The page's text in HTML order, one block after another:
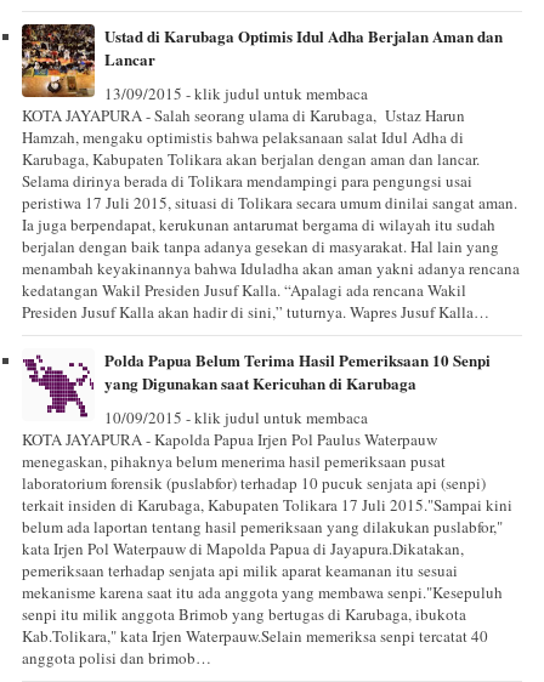
Ustad di Karubaga Optimis Idul Adha Berjalan Aman dan
Lancar
13/09/2015 - klik judul untuk membaca
KOTA JAYAPURA - Salah seorang ulama di Karubaga, Ustaz Harun
Hamzah, mengaku optimistis bahwa pelaksanaan salat Idul Adha di
Karubaga, Kabupaten Tolikara akan berjalan dengan aman dan lancar.
Selama dirinya berada di Tolikara mendampingi para pengungsi usai
peristiwa 17 Juli 2015, situasi di Tolikara secara umum dinilai sangat aman.
Ia juga berpendapat, kerukunan antarumat bergama di wilayah itu sudah
berjalan dengan baik tanpa adanya gesekan di masyarakat. Hal lain yang
menambah keyakinannya bahwa Iduladha akan aman yakni adanya rencana
kedatangan Wakil Presiden Jusuf Kalla. “Apalagi ada rencana Wakil
Presiden Jusuf Kalla akan hadir di sini,” tuturnya. Wapres Jusuf Kalla…
Polda Papua Belum Terima Hasil Pemeriksaan 10 Senpi
yang Digunakan saat Kericuhan di Karubaga
10/09/2015 - klik judul untuk membaca
KOTA JAYAPURA - Kapolda Papua Irjen Pol Paulus Waterpauw
menegaskan, pihaknya belum menerima hasil pemeriksaan pusat
laboratorium forensik (puslabfor) terhadap 10 pucuk senjata api (senpi)
terkait insiden di Karubaga, Kabupaten Tolikara 17 Juli 2015."Sampai kini
belum ada laportan tentang hasil pemeriksaan yang dilakukan puslabfor,"
kata Irjen Pol Waterpauw di Mapolda Papua di Jayapura.Dikatakan,
pemeriksaan terhadap senjata api milik aparat keamanan itu sesuai
mekanisme karena saat itu ada anggota yang membawa senpi."Kesepuluh
senpi itu milik anggota Brimob yang bertugas di Karubaga, ibukota
Kab.Tolikara," kata Irjen Waterpauw.Selain memeriksa senpi tercatat 40
anggota polisi dan brimob…